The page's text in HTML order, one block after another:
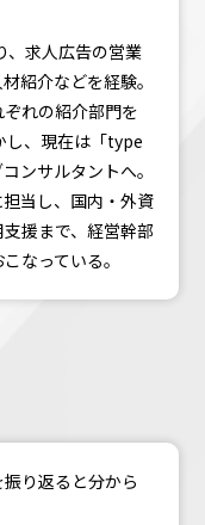
、求人広告の営業
紹介などを経験。
れの紹介部門を
し、現在は「type
ンサルタントへ。
当し、国内・外資
援まで、経営幹部
なっている。
り返ると分から